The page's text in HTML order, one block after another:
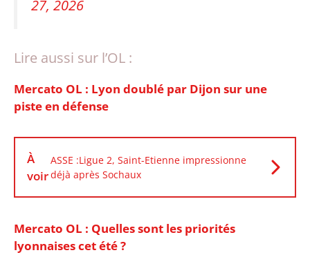
27, 2026
Lire aussi sur l’OL :
Mercato OL : Lyon doublé par Dijon sur une
piste en défense
À
voir
ASSE :Ligue 2, Saint-Etienne impressionne
déjà après Sochaux
Mercato OL : Quelles sont les priorités
lyonnaises cet été ?